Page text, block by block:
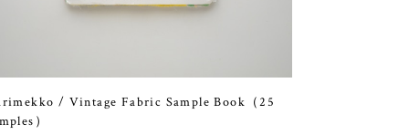
/ Vintage Fabric Sample Book（25
）